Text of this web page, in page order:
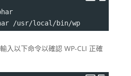
/usr/local/bin/wp
輸入以下命令以確認 WP-CLI 正確